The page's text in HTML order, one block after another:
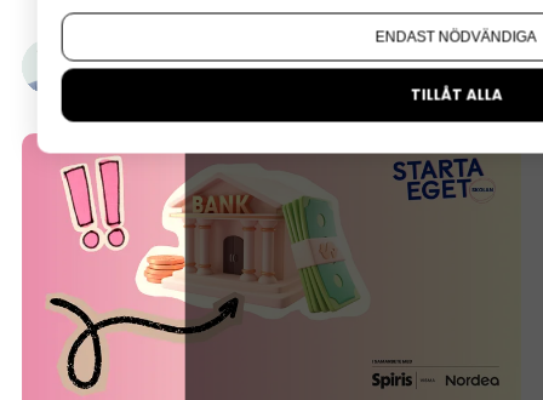
16 mars, 2026• Uppdaterades 1 augusti, 2026
Om du vill ändra ditt val i efterhand hittar du den
ENDAST NÖDVÄNDIGA
TILLÅT ALLA